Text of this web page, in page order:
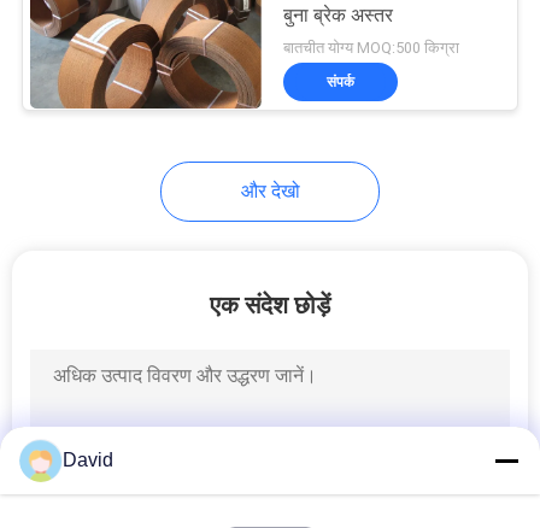
कार ब्रेक पैड
तेल मुक्त झाड़ी
बुना ब्रेक अस्तर
बातचीत योग्य MOQ:500 किग्रा
संपर्क
और देखो
एक संदेश छोड़ें
David